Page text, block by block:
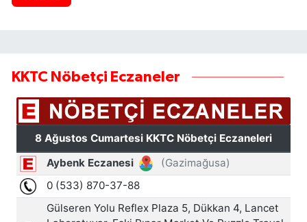
KKTC Nöbetçi Eczaneler